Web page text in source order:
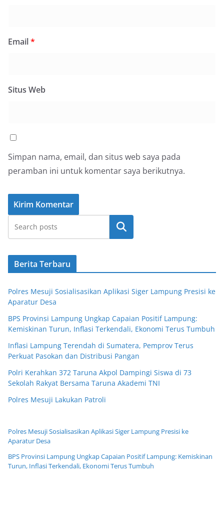
Email*
Situs Web
Simpan nama, email, dan situs web saya pada
peramban ini untuk komentar saya berikutnya.
Cari
Berita Terbaru
Polres Mesuji Sosialisasikan Aplikasi Siger Lampung Presisi ke
Aparatur Desa
BPS Provinsi Lampung Ungkap Capaian Positif Lampung:
Kemiskinan Turun, Inflasi Terkendali, Ekonomi Terus Tumbuh
Inflasi Lampung Terendah di Sumatera, Pemprov Terus
Perkuat Pasokan dan Distribusi Pangan
Polri Kerahkan 372 Taruna Akpol Dampingi Siswa di 73
Sekolah Rakyat Bersama Taruna Akademi TNI
Polres Mesuji Lakukan Patroli
Polres Mesuji Sosialisasikan Aplikasi Siger Lampung Presisi ke
Aparatur Desa
BPS Provinsi Lampung Ungkap Capaian Positif Lampung: Kemiskinan
Turun, Inflasi Terkendali, Ekonomi Terus Tumbuh